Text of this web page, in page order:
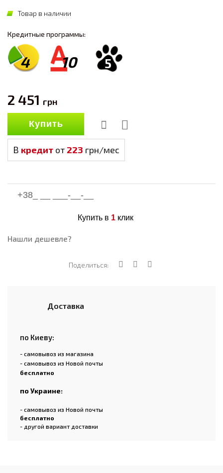
Товар в наличии
Кредитные программы:
4 10 5
2 451 грн
Купить
В кредит от 223 грн/мес
Купить в 1клик
Нашли дешевле?
Поделиться:
Доставка
по Киеву:
- самовывоз из магазина
- самовывоз из Новой почты
бесплатно
по Украине:
- самовывоз из Новой почты
бесплатно
- другой вариант доставки